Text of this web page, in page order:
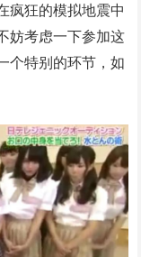
疯狂的模拟地震中
妨考虑一下参加这
个特别的环节，如